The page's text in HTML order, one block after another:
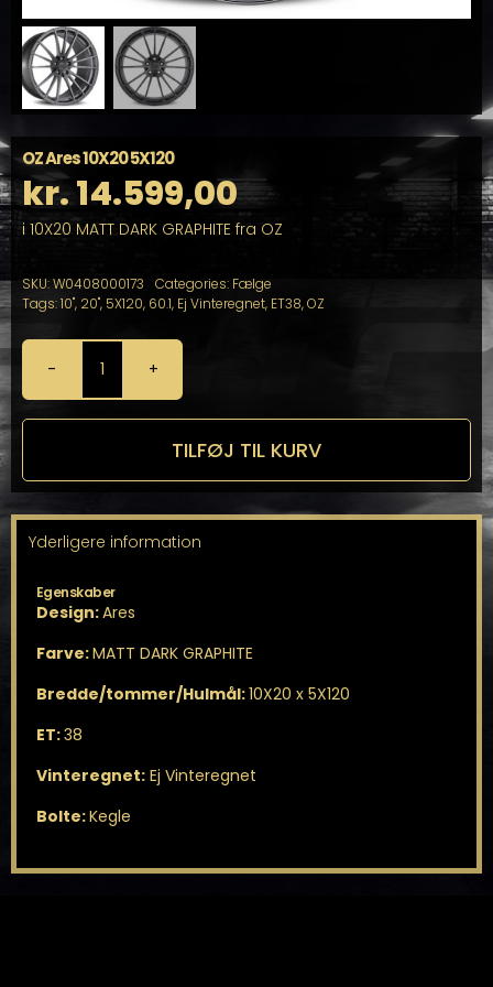
OZ Ares 10X20 5X120
kr.14.599,00
i 10X20 MATT DARK GRAPHITE fra OZ
SKU:W0408000173 Categories: Fælge
Tags:10", 20", 5X120, 60.1, Ej Vinteregnet, ET38,OZ
OZ
Ares
10X20
TILFØJ TIL KURV
Yderligere information
Egenskaber
Design:Ares
Farve:MATT DARK GRAPHITE
Bredde/tommer/Hulmål:10X20 x 5X120
ET:38
Vinteregnet:Ej Vinteregnet
Bolte:Kegle